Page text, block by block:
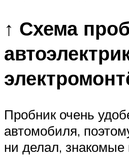
↑ Схема
Пробник очень
автомобиля,
ни делал,